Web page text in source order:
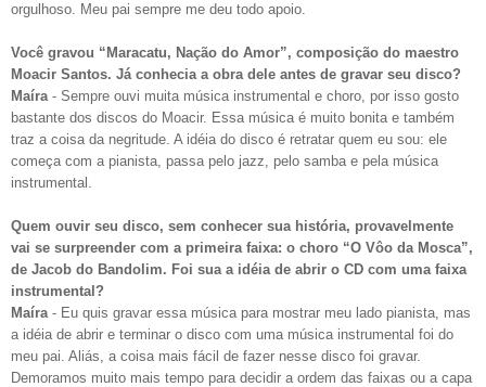
orgulhoso. Meu pai sempre me deu todo apoio.
Você gravou “Maracatu, Nação do Amor”, composição do maestro
Moacir Santos. Já conhecia a obra dele antes de gravar seu disco?
Maíra - Sempre ouvi muita música instrumental e choro, por isso gosto
bastante dos discos do Moacir. Essa música é muito bonita e também
traz a coisa da negritude. A idéia do disco é retratar quem eu sou: ele
começa com a pianista, passa pelo jazz, pelo samba e pela música
instrumental.
Quem ouvir seu disco, sem conhecer sua história, provavelmente
vai se surpreender com a primeira faixa: o choro “O Vôo da Mosca”,
de Jacob do Bandolim. Foi sua a idéia de abrir o CD com uma faixa
instrumental?
Maíra - Eu quis gravar essa música para mostrar meu lado pianista, mas
a idéia de abrir e terminar o disco com uma música instrumental foi do
meu pai. Aliás, a coisa mais fácil de fazer nesse disco foi gravar.
Demoramos muito mais tempo para decidir a ordem das faixas ou a capa